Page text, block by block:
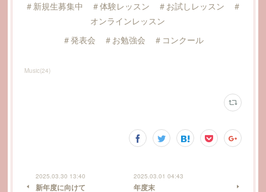
＃新規生募集中 ＃体験レッスン ＃お試しレッスン ＃
オンラインレッスン
＃発表会 ＃お勉強会 ＃コンクール
Music(24)
2025.03.30 13:40
新年度に向けて
2025.03.01 04:43
年度末